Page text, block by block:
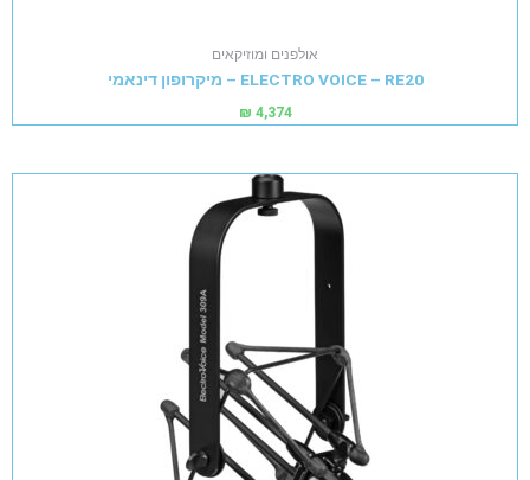
אולפנים ומוזיקאים
ELECTRO VOICE – RE20 – מיקרופון דינאמי
₪ 4,374